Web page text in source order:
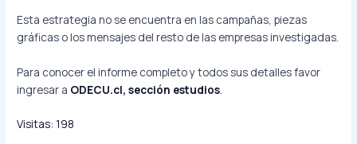
Esta estrategia no se encuentra en las campañas, piezas
gráficas o los mensajes del resto de las empresas investigadas.
Para conocer el informe completo y todos sus detalles favor
ingresar a ODECU.cl, sección estudios.
Visitas: 198